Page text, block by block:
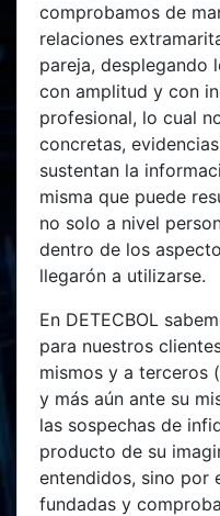
comprobamos de
relaciones
pareja, desplegando
con amplitud y con
profesional, lo cual
concretas,
sustentan la
misma que puede
no solo a nivel
dentro de los
llegarón a utilizarse.
En DETECBOL
para nuestros
mismos y a terceros
y más aún ante su
las sospechas de
producto de su
entendidos, sino por
fundadas y